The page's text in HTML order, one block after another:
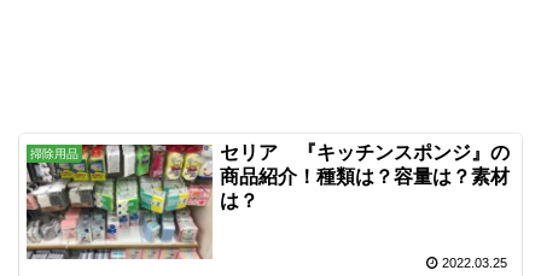
掃除用品
セリア 『キッチンスポンジ』の
商品紹介！種類は？容量は？素材
は？
2022.03.25